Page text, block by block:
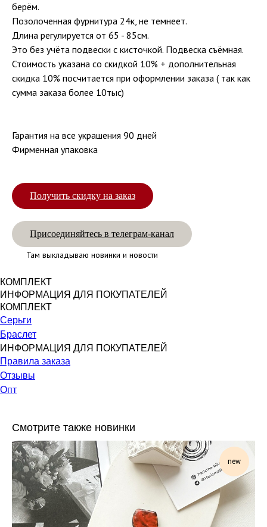
берём.
Позолоченная фурнитура 24к, не темнеет.
Длина регулируется от 65 - 85см.
Это без учёта подвески с кисточкой. Подвеска съёмная.
Стоимость указана со скидкой 10% + дополнительная
скидка 10% посчитается при оформлении заказа ( так как
сумма заказа более 10тыс)
Гарантия на все украшения 90 дней
Фирменная упаковка
Получить скидку на заказ
Присоединяйтесь в телеграм-канал
Там выкладываю новинки и новости
КОМПЛЕКТ
ИНФОРМАЦИЯ ДЛЯ ПОКУПАТЕЛЕЙ
КОМПЛЕКТ
Серьги
Браслет
ИНФОРМАЦИЯ ДЛЯ ПОКУПАТЕЛЕЙ
Правила заказа
Отзывы
Опт
Смотрите также новинки
new